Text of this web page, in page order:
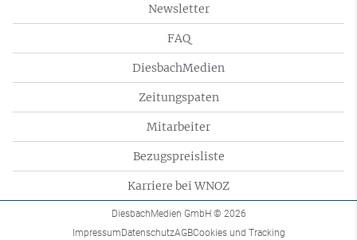
Newsletter
FAQ
DiesbachMedien
Zeitungspaten
Mitarbeiter
Bezugspreisliste
Karriere bei WNOZ
DiesbachMedien GmbH © 2026
ImpressumDatenschutzAGBCookies und Tracking